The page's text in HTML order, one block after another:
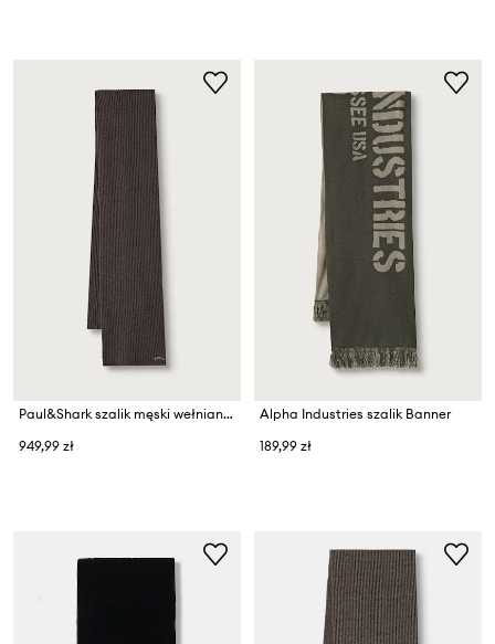
Paul&Shark szalik męski wełniany
949,99 zł
Alpha Industries szalik Banner
189,99 zł